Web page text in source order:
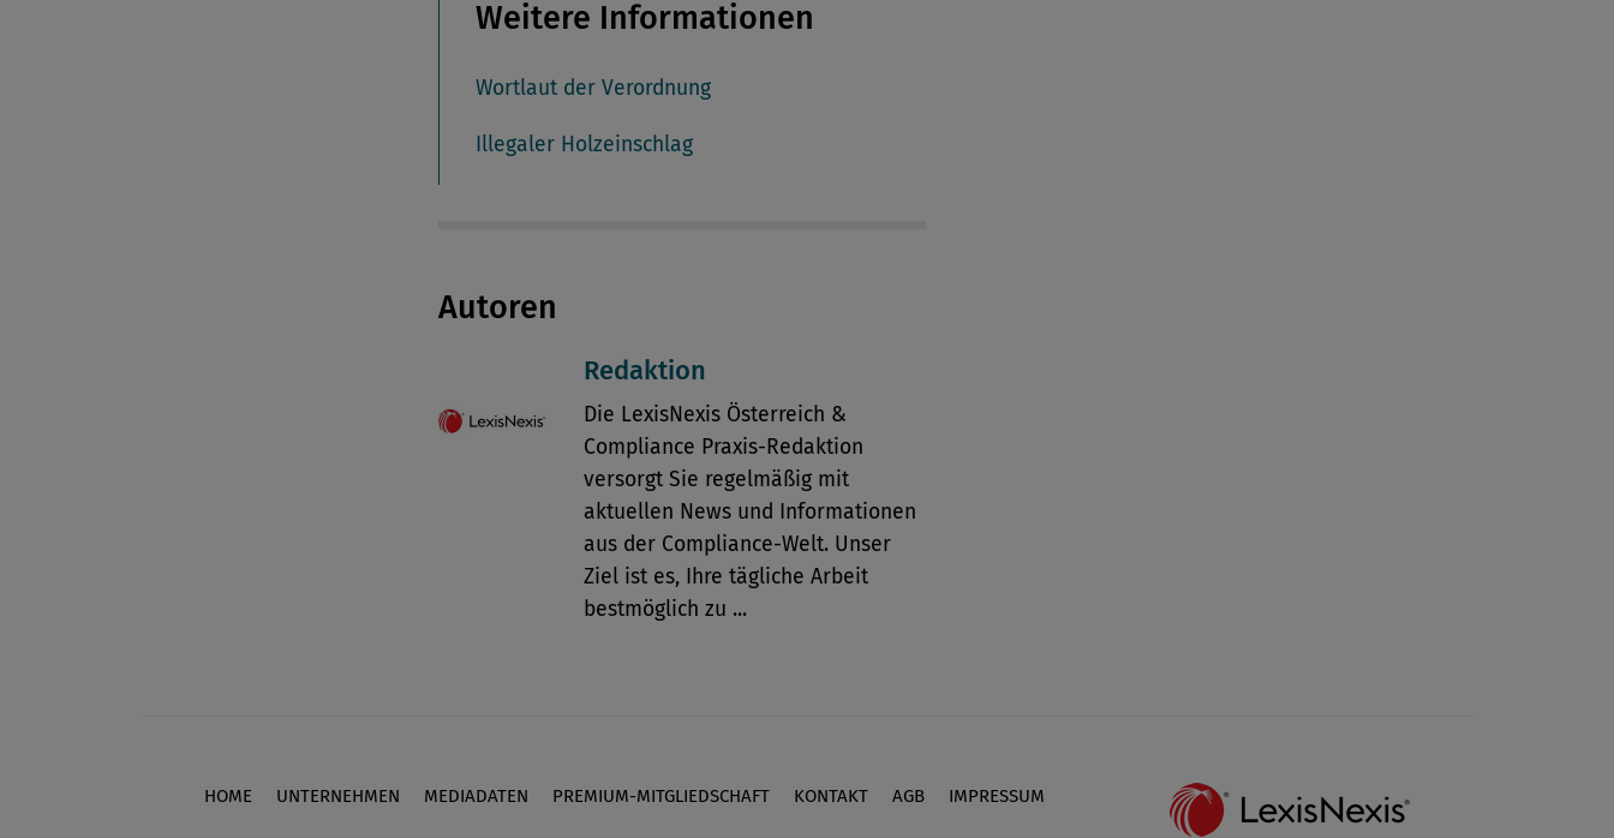
Weitere Informationen
Wortlaut der Verordnung
Illegaler Holzeinschlag
Autoren
Redaktion
Die LexisNexis Österreich &
Compliance Praxis-Redaktion
versorgt Sie regelmäßig mit
aktuellen News und Informationen
aus der Compliance-Welt. Unser
Ziel ist es, Ihre tägliche Arbeit
bestmöglich zu ...
Footer
HOME UNTERNEHMEN MEDIADATEN PREMIUM-MITGLIEDSCHAFT KONTAKT AGB IMPRESSUM